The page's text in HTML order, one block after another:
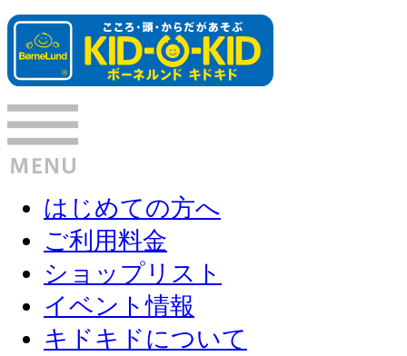
はじめての方へ
ご利用料金
ショップリスト
イベント情報
キドキドについて